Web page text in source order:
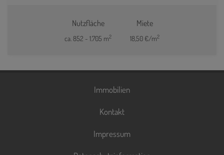
Nutzfläche
ca. 852 - 1.705 m2
Miete
18,50 €/m2
Immobilien
Kontakt
Impressum